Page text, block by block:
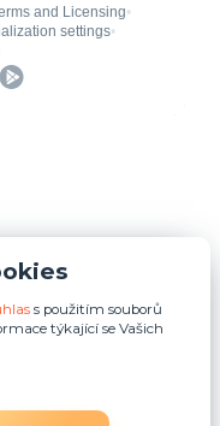
s použitím souborů
týkající se Vašich